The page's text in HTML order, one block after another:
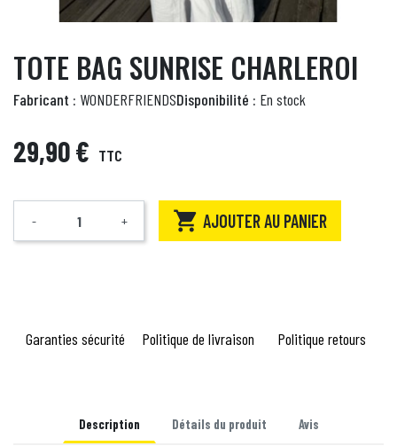
TOTE BAG SUNRISE CHARLEROI
Fabricant : WONDERFRIENDSDisponibilité : En stock
29,90 € TTC
Quantité
- +  AJOUTER AU PANIER
Garanties sécurité Politique de livraison Politique retours
Description Détails du produit Avis